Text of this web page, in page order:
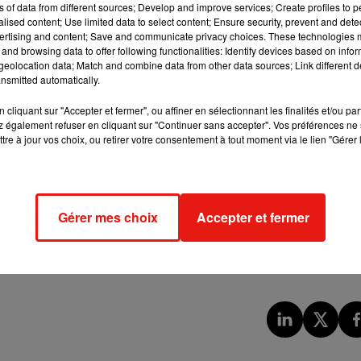
AU CLASSEMENT
l’acteur Omar Sy. Jean-Pierre Pernaut, qui vient de
place. Pas de changement pour Soprano et Jean
cinquième place. De nouvelles têtes complètent le
respectivement à la septième et la quatorzième position.
complètent le trio de tête. Florence Foresti (4e) et
Marchand progresse à la 7e place, tandis qu'Anne
le classement à retrouver dans son intégralité sur le site
préférées des Français, l'édition 2020 du Top 50
On fait le bilanhttps://t.co/fS7Kkl4Vcm
of data from different sources; Develop and improve services; Create profiles to
content; Use limited data to select content; Ensure security, prevent and
and content; Save and communicate privacy choices. These technologies
browsing data to offer following functionalities: Identify devices based on
data; Match and combine data from other data sources; Link different
automatically.
cliquant sur "Accepter et fermer", ou affiner en sélectionnant les finalités et/ou
également refuser en cliquant sur "Continuer sans accepter". Vos préférences
à jour vos choix, ou retirer votre consentement à tout moment via le lien
Gérer mes choix Accepter et fermer